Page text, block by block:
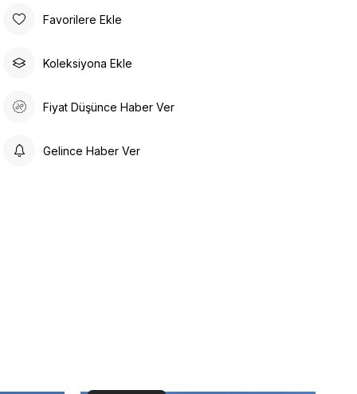
Favorilere Ekle
Koleksiyona Ekle
Fiyat Düşünce Haber Ver
Gelince Haber Ver